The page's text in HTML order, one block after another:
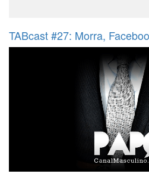
TABcast #27: Morra,